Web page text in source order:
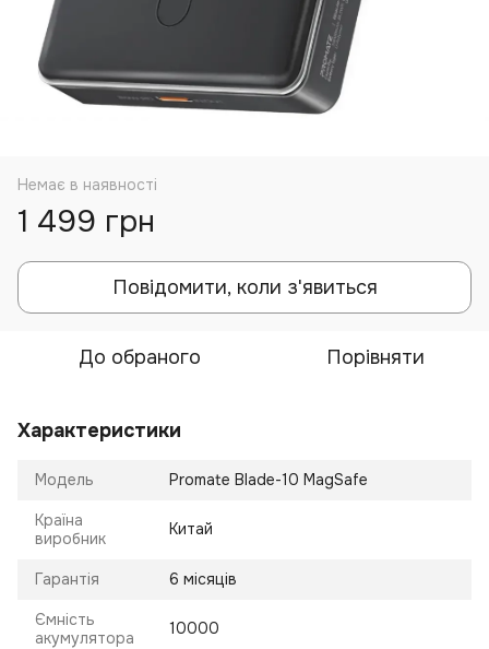
Немає в наявності
1 499 грн
Повідомити, коли з'явиться
До обраного Порівняти
Характеристики
Модель Promate Blade-10 MagSafe
Країна
виробник
Китай
Гарантія 6 місяців
Ємність
акумулятора
10000